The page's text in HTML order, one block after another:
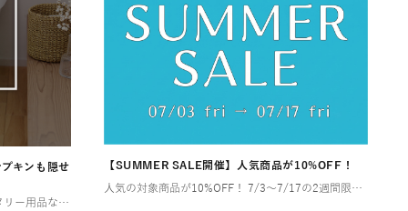
キンも隠せ
トイレットペーパーや掃除用品、サニタリー用品など、とかく物が多くなりがちなトイレ空間は、「狭い」「生活感が出てしまう」といったお悩みを抱える方が少なくありません。 特に小さなお子様がいるご家庭では、おむつやその処理に関わ […]
【SUMMER SALE開催】人気商品が10%OFF！
人気の対象商品が10%OFF！ 7/3〜7/17の2週間限定！ お部屋やアウトドアで快適な夏を過ごすために特別セールを開催します！ お得なこの機会にぜひチェックしてみてくださいね🎶 ゴミ箱（ダストボックス） […]